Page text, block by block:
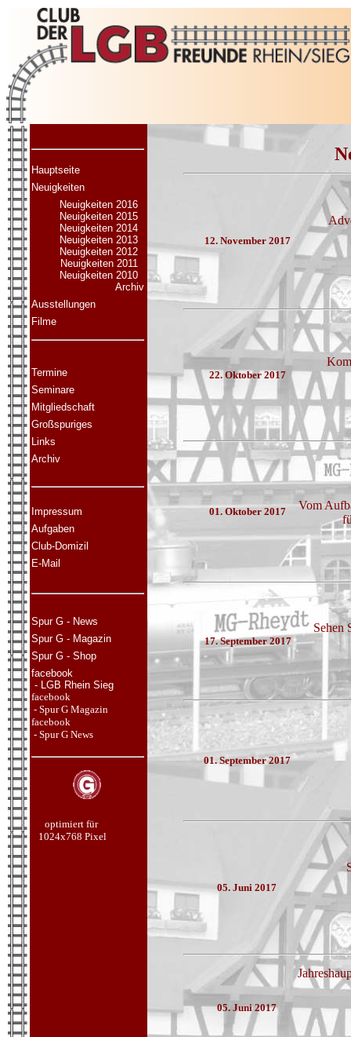
Hauptseite
Neuigkeiten
Neuigkeiten 2016
Neuigkeiten 2015
Neuigkeiten 2014
Neuigkeiten 2013
Neuigkeiten 2012
Neuigkeiten 2011
Neuigkeiten 2010
Archiv
Ausstellungen
Filme
Termine
Seminare
Mitgliedschaft
Großspuriges
Links
Archiv
Impressum
Aufgaben
Club-Domizil
E-Mail
Spur G - News
Spur G - Magazin
Spur G - Shop
facebook
- LGB Rhein Sieg
facebook
- Spur G Magazin
facebook
- Spur G News
optimiert für
1024x768 Pixel
12. November 2017
22. Oktober 2017
01. Oktober 2017
Vom
17. September 2017
Sehen
01. September 2017
05. Juni 2017
05. Juni 2017